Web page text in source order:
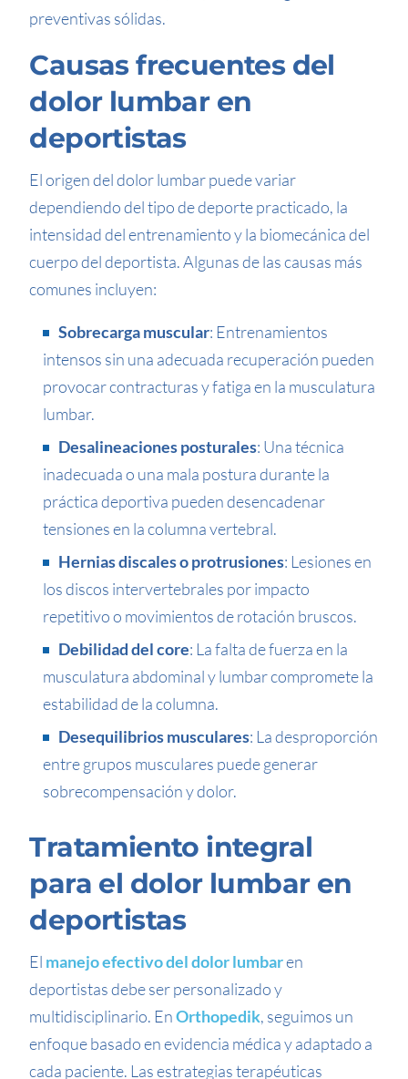
preventivas sólidas.
Causas frecuentes del
dolor lumbar en
deportistas
El origen del dolor lumbar puede variar
dependiendo del tipo de deporte practicado, la
intensidad del entrenamiento y la biomecánica del
cuerpo del deportista. Algunas de las causas más
comunes incluyen:
Sobrecarga muscular: Entrenamientos
intensos sin una adecuada recuperación pueden
provocar contracturas y fatiga en la musculatura
lumbar.
Desalineaciones posturales: Una técnica
inadecuada o una mala postura durante la
práctica deportiva pueden desencadenar
tensiones en la columna vertebral.
Hernias discales o protrusiones: Lesiones en
los discos intervertebrales por impacto
repetitivo o movimientos de rotación bruscos.
Debilidad del core: La falta de fuerza en la
musculatura abdominal y lumbar compromete la
estabilidad de la columna.
Desequilibrios musculares: La desproporción
entre grupos musculares puede generar
sobrecompensación y dolor.
Tratamiento integral
para el dolor lumbar en
deportistas
El manejo efectivo del dolor lumbaren
deportistas debe ser personalizado y
multidisciplinario. EnOrthopedik, seguimos un
enfoque basado en evidencia médica y adaptado a
cada paciente. Las estrategias terapéuticas